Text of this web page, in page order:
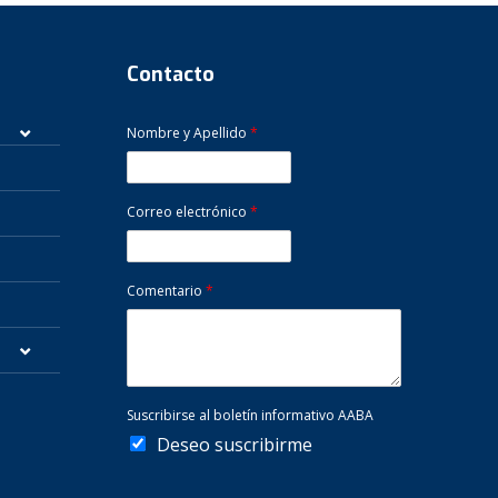
Contacto
Nombre y Apellido *
Correo electrónico *
Comentario *
Suscribirse al boletín informativo AABA
Deseo suscribirme